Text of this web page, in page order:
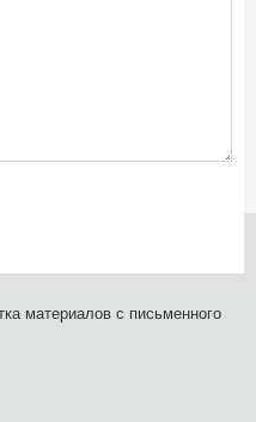
материалов с письменного